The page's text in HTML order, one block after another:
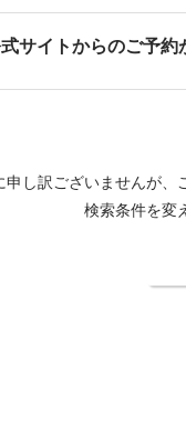
サイトからのご予
申し訳ございませんが
検索条件を変